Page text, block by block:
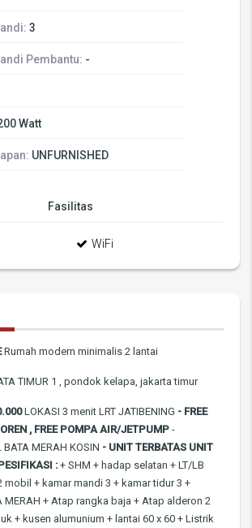
3
Pembantu: -
Watt
UNFURNISHED
Fasilitas
WiFi
Rumah modern minimalis 2 lantai
TIMUR 1 , pondok kelapa, jakarta timur
LOKASI 3 menit LRT JATIBENING - FREE
, FREE POMPA AIR/JETPUMP -
MERAH KOSIN - UNIT TERBATAS UNIT
: + SHM + hadap selatan + LT/LB
mobil + kamar mandi 3 + kamar tidur 3 +
MERAH + Atap rangka baja + Atap alderon 2
+ kusen alumunium + lantai 60 x 60 + Listrik